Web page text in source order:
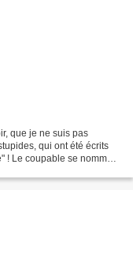
que je ne suis pas
qui ont été écrits
! Le coupable se nomme